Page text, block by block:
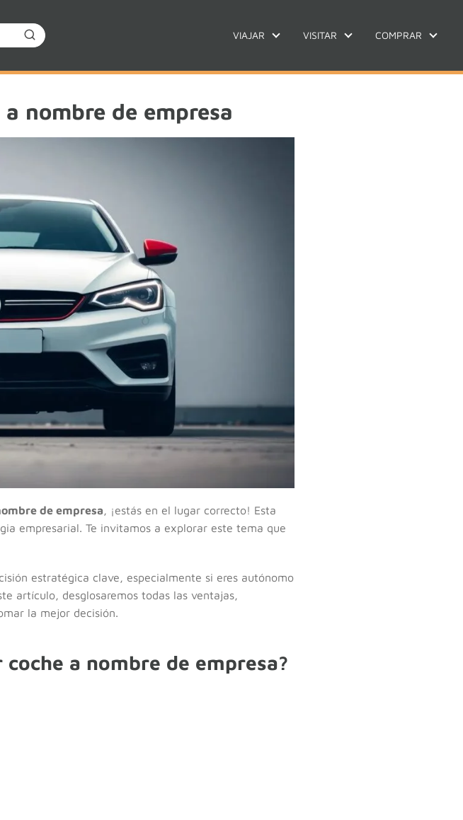
VIAJAR VISITAR COMPRAR
nombre de empresa
de empresa, ¡estás en el lugar correcto! Esta
empresarial. Te invitamos a explorar este tema que
estratégica clave, especialmente si eres autónomo
artículo, desglosaremos todas las ventajas,
la mejor decisión.
a nombre de empresa?